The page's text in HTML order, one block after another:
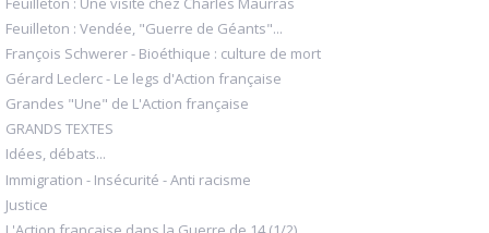
Feuilleton : Vendée, "Guerre de Géants"...
François Schwerer - Bioéthique : culture de mort
Gérard Leclerc - Le legs d'Action française
Grandes "Une" de L'Action française
GRANDS TEXTES
Idées, débats...
Immigration - Insécurité - Anti racisme
Justice